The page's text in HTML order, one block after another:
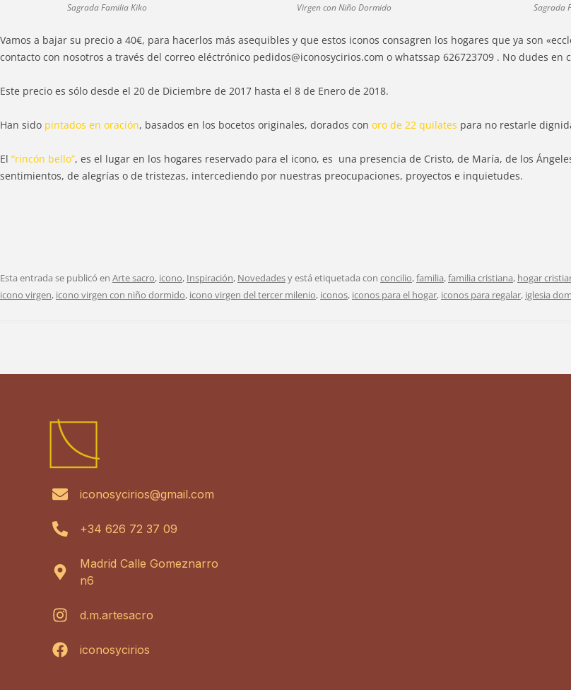
Sagrada Familia Kiko Virgen con Niño Dormido Sagrada
Vamos a bajar su precio a 40€, para hacerlos más asequibles y que estos iconos consagren los hogares que ya son
contacto con nosotros a través del correo eléctrónico pedidos@iconosycirios.com o whatssap 626723709 . No dudes en
Este precio es sólo desde el 20 de Diciembre de 2017 hasta el 8 de Enero de 2018.
Han sido pintados en oración, basados en los bocetos originales, dorados con oro de 22 quilates para no restarle
El “rincón bello”, es el lugar en los hogares reservado para el icono, es una presencia de Cristo, de María, de los
sentimientos, de alegrías o de tristezas, intercediendo por nuestras preocupaciones, proyectos e inquietudes.
Esta entrada se publicó en Arte sacro, icono, Inspiración, Novedadesy está etiquetada con concilio,familia,familia cristiana, hogar
icono virgen, icono virgen con niño dormido, icono virgen del tercer milenio, iconos, iconos para el hogar, iconos para regalar, iglesia
iconosycirios@gmail.com
+34 626 72 37 09
Madrid Calle Gomeznarro
n6
d.m.artesacro
iconosycirios